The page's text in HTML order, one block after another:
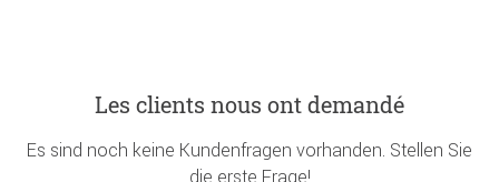
Les clients nous ont demandé
Es sind noch keine Kundenfragen vorhanden. Stellen Sie
die erste Frage!